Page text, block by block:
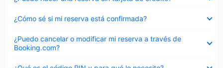
¿Cómo sé si mi reserva está confirmada?
cerrado
¿Puedo cancelar o modificar mi reserva a través de
Booking.com?
cerrado